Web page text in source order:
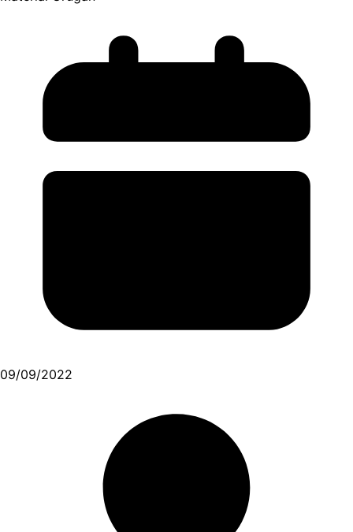
09/09/2022